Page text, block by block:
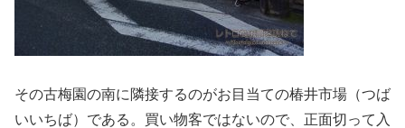
その古梅園の南に隣接するのがお目当ての椿井市場（つば
いいちば）である。買い物客ではないので、正面切って入